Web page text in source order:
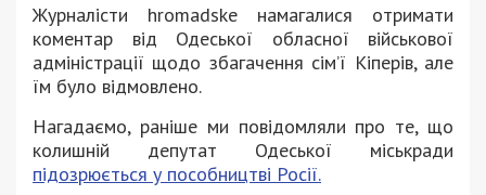
Журналісти hromadske намагалися отримати
коментар від Одеської обласної військової
адміністрації щодо збагачення сім’ї Кіперів, але
їм було відмовлено.
Нагадаємо, раніше ми повідомляли про те, що
колишній депутат Одеської міськради
підозрюється у пособництві Росії.